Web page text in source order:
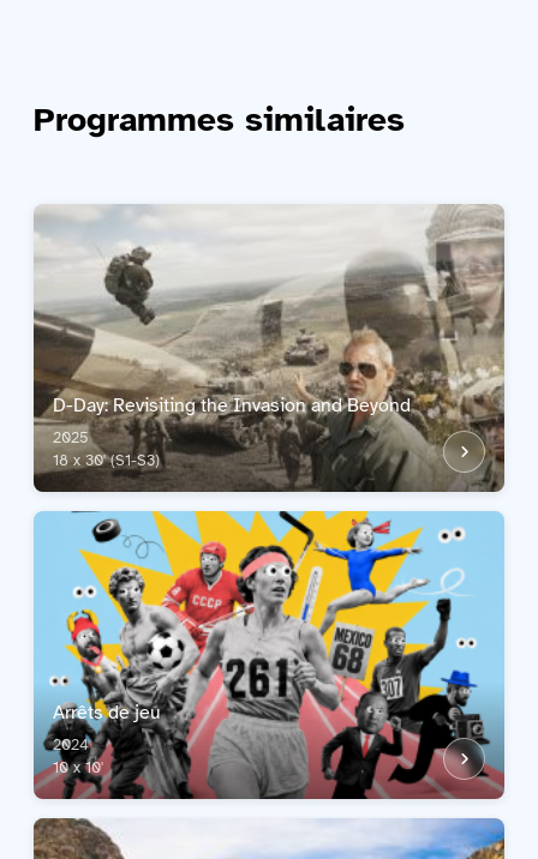
Programmes similaires
D-Day: Revisiting the Invasion and Beyond
2025
18 x 30' (S1-S3)
Arrêts de jeu
2024
10 x 10'